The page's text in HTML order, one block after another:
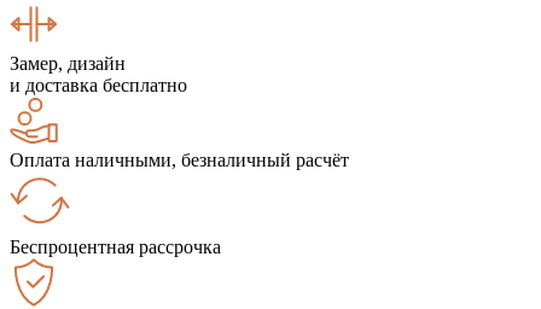
Замер, дизайн
и доставка бесплатно
Оплата наличными, безналичный расчёт
Беспроцентная рассрочка